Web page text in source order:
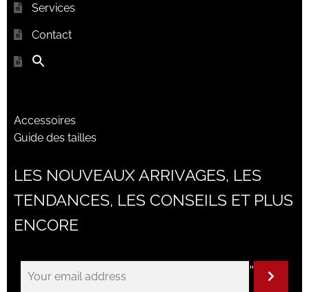
Services
Contact
Accessoires
Guide des tailles
LES NOUVEAUX ARRIVAGES, LES
TENDANCES, LES CONSEILS ET PLUS
ENCORE
"